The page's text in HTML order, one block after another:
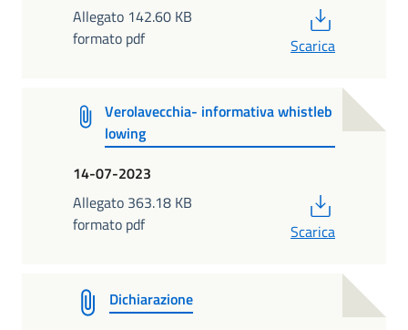
Allegato 142.60 KB
formato pdf
Scarica
Verolavecchia- informativa whistleb
lowing
14-07-2023
Allegato 363.18 KB
formato pdf
Scarica
Dichiarazione